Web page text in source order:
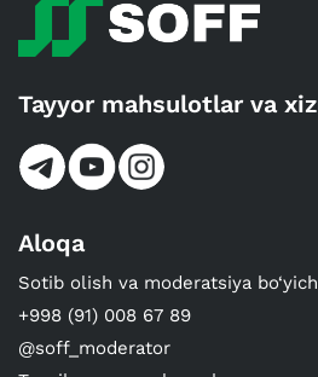
Tayyor mahsulotlar va
Aloqa
Sotib olish va moderatsiya
+998 (91) 008 67 89
@soff_moderator